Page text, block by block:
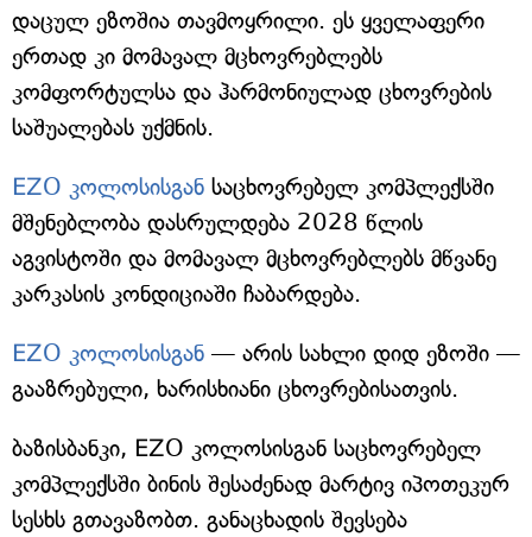
დაცულ ეზოშია თავმოყრილი. ეს ყველაფერი
ერთად კი მომავალ მცხოვრებლებს
კომფორტულსა და ჰარმონიულად ცხოვრების
საშუალებას უქმნის.
EZO კოლოსისგან საცხოვრებელ კომპლექსში
მშენებლობა დასრულდება 2028 წლის
აგვისტოში და მომავალ მცხოვრებლებს მწვანე
კარკასის კონდიციაში ჩაბარდება.
EZO კოლოსისგან — არის სახლი დიდ ეზოში —
გააზრებული, ხარისხიანი ცხოვრებისათვის.
ბაზისბანკი, EZO კოლოსისგან საცხოვრებელ
კომპლექსში ბინის შესაძენად მარტივ იპოთეკურ
სესხს გთავაზობთ. განაცხადის შევსება